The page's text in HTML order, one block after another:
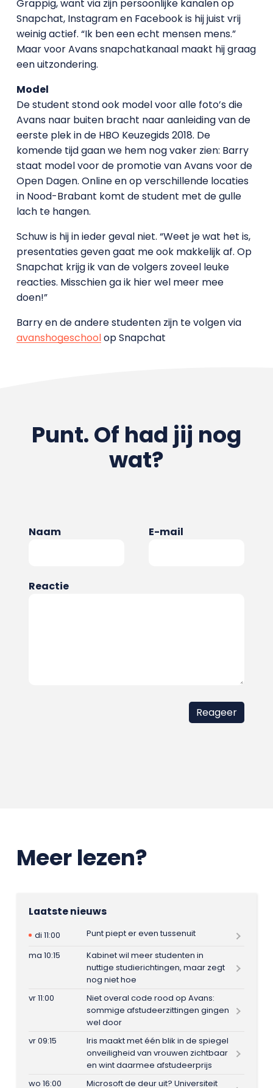
Grappig, want via zijn persoonlijke kanalen op
Snapchat, Instagram en Facebook is hij juist vrij
weinig actief. “Ik ben een echt mensen mens.”
Maar voor Avans snapchatkanaal maakt hij graag
een uitzondering.
Model
De student stond ook model voor alle foto’s die
Avans naar buiten bracht naar aanleiding van de
eerste plek in de HBO Keuzegids 2018. De
komende tijd gaan we hem nog vaker zien: Barry
staat model voor de promotie van Avans voor de
Open Dagen. Online en op verschillende locaties
in Nood-Brabant komt de student met de gulle
lach te hangen.
Schuw is hij in ieder geval niet. “Weet je wat het is,
presentaties geven gaat me ook makkelijk af. Op
Snapchat krijg ik van de volgers zoveel leuke
reacties. Misschien ga ik hier wel meer mee
doen!”
Barry en de andere studenten zijn te volgen via
avanshogeschoolop Snapchat
Punt. Of had jij nog
wat?
Naam E-mail
Reactie
Meer lezen?
Laatste nieuws
di 11:00
Punt piept er even tussenuit
ma 10:15
Kabinet wil meer studenten in
nuttige studierichtingen, maar zegt
nog niet hoe
vr 11:00
Niet overal code rood op Avans:
sommige afstudeerzittingen gingen
wel door
vr 09:15
Iris maakt met één blik in de spiegel
onveiligheid van vrouwen zichtbaar
en wint daarmee afstudeerprijs
wo 16:00
Microsoft de deur uit? Universiteit